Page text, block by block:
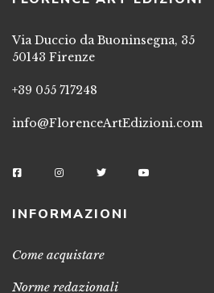
Via Duccio da Buoninsegna, 35
50143 Firenze
+39 055 717248
info@FlorenceArtEdizioni.com
INFORMAZIONI
Come acquistare
Norme redazionali